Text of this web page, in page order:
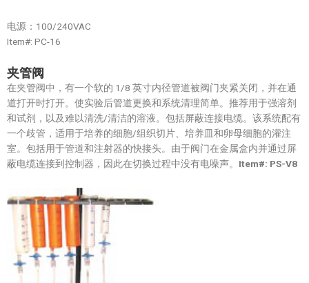
电源：100/240VAC
Item#: PC-16
夹管阀
在夹管阀中，有一个软的 1/8 英寸内径管道被阀门夹紧关闭，并在通
道打开时打开。使实验后管道更换和系统清理简单。推荐用于强溶剂
和试剂，以及难以清洗/清洁的溶液。包括屏蔽连接电缆。该系统配有
一个歧管，适用于培养的细胞/组织切片、培养皿和卵母细胞的灌注
室。包括用于管道和注射器的快接头。由于阀门在金属盒内并通过屏
蔽电缆连接到控制器，因此在切换过程中没有电噪声。 Item#: PS-V8